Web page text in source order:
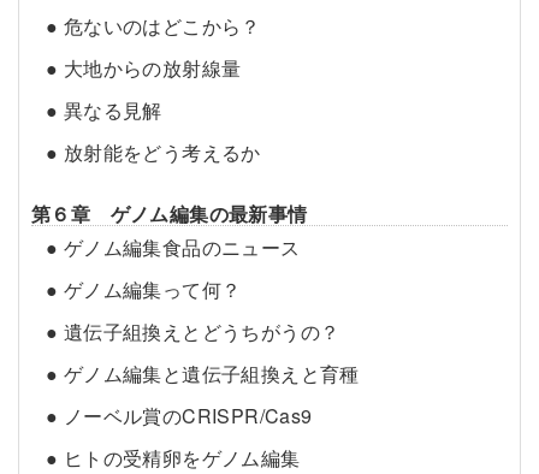
● 危ないのはどこから？
● 大地からの放射線量
● 異なる見解
● 放射能をどう考えるか
第６章 ゲノム編集の最新事情
● ゲノム編集食品のニュース
● ゲノム編集って何？
● 遺伝子組換えとどうちがうの？
● ゲノム編集と遺伝子組換えと育種
● ノーベル賞のCRISPR/Cas9
● ヒトの受精卵をゲノム編集